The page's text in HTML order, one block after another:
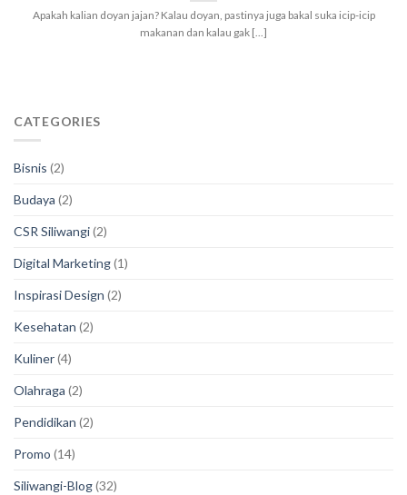
CATEGORIES
Bisnis (2)
Budaya (2)
CSR Siliwangi(2)
Digital Marketing(1)
Inspirasi Design (2)
Kesehatan (2)
Kuliner(4)
Olahraga (2)
Pendidikan (2)
Promo (14)
Siliwangi-Blog(32)
Apakah kalian doyan jajan? Kalau doyan, pastinya juga bakal suka icip-icip
makanan dan kalau gak [...]